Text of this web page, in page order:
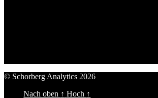
© Schorberg Analytics 2026
Nach oben ↑ Hoch ↑